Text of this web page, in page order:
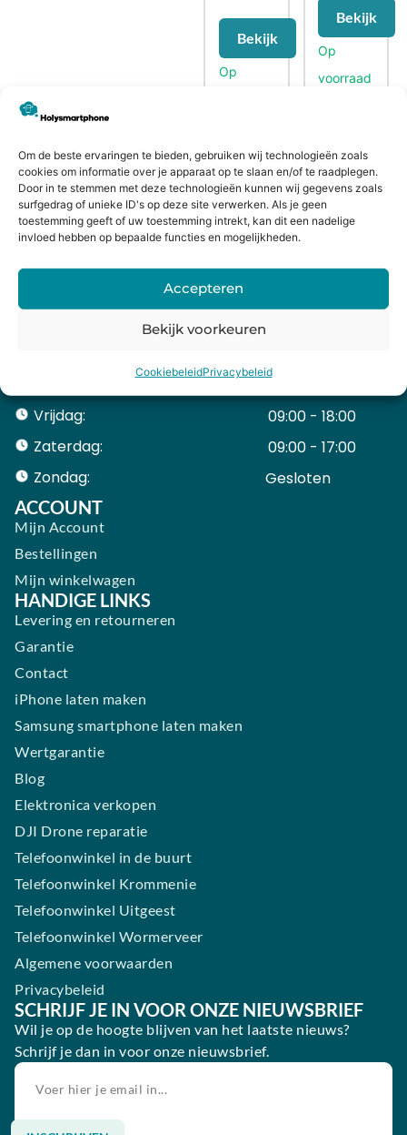
Om de beste ervaringen te bieden, gebruiken wij technologieën zoals
cookies om informatie over je apparaat op te slaan en/of te raadplegen.
Door in te stemmen met deze technologieën kunnen wij gegevens zoals
surfgedrag of unieke ID's op deze site verwerken. Als je geen
toestemming geeft of uw toestemming intrekt, kan dit een nadelige
invloed hebben op bepaalde functies en mogelijkheden.
Accepteren
Bekijk voorkeuren
CookiebeleidPrivacybeleid
Bekijk
Bekijk
CONTACTGEGEVENS
Heiligeweg 43A
1561 DE, Krommenie
075 641 5169
info@holysmartphone.nl
09:00 - 18:00
Vrijdag:
09:00 - 18:00
Zaterdag:
09:00 - 17:00
Zondag:
Gesloten ​ ​ ​ ​ ​ ​ ​
ACCOUNT
Mijn Account
Bestellingen
Mijn winkelwagen
HANDIGE LINKS
Levering en retourneren
Garantie
Contact
iPhone laten maken
Samsung smartphone laten maken
Wertgarantie
Blog
Elektronica verkopen
DJI Drone reparatie
Telefoonwinkel in de buurt
Telefoonwinkel Krommenie
Telefoonwinkel Uitgeest
Telefoonwinkel Wormerveer
Algemene voorwaarden
Privacybeleid
SCHRIJF JE IN VOOR ONZE NIEUWSBRIEF
Wil je op de hoogte blijven van het laatste nieuws?
Schrijf je dan in voor onze nieuwsbrief.